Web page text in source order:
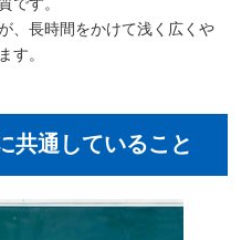
、長時間をかけて浅く広くや
す。
共通していること